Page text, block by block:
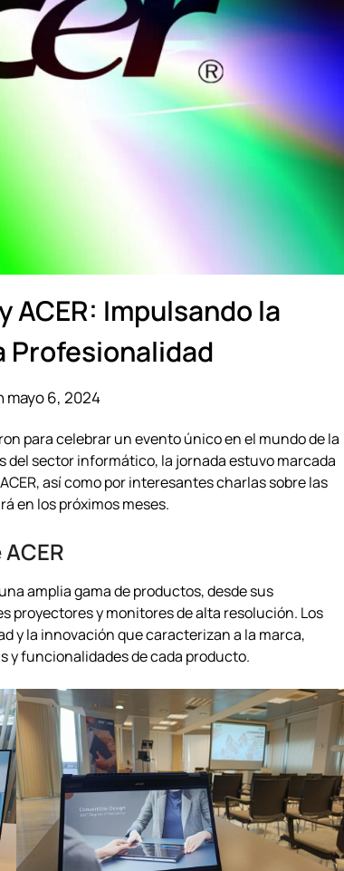
ACER: Impulsando la
Profesionalidad
mayo 6, 2024
para celebrar un evento único en el mundo de la
del sector informático, la jornada estuvo marcada
así como por interesantes charlas sobre las
en los próximos meses.
amplia gama de productos, desde sus
proyectores y monitores de alta resolución. Los
y la innovación que caracterizan a la marca,
y funcionalidades de cada producto.